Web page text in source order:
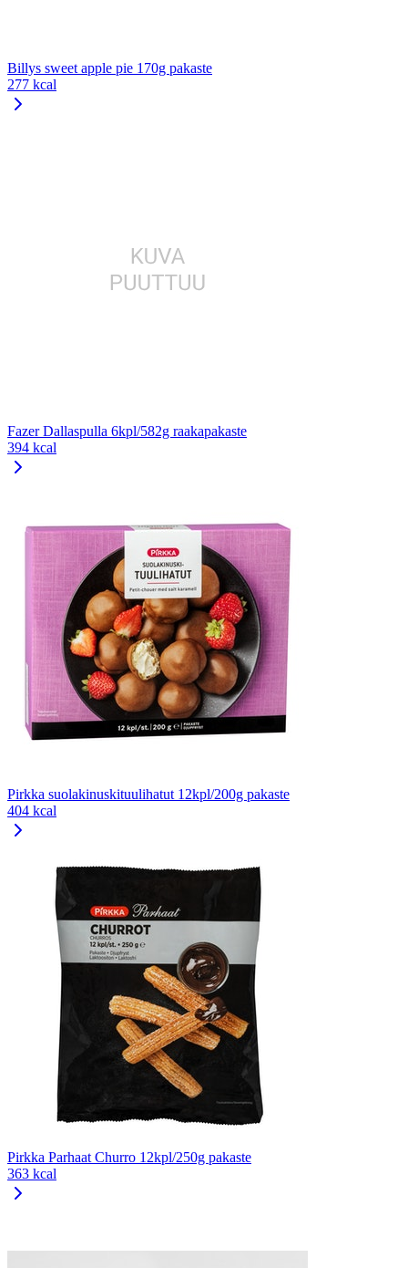
Billys sweet apple pie 170g pakaste
277 kcal
Fazer Dallaspulla 6kpl/582g raakapakaste
394 kcal
Pirkka suolakinuskituulihatut 12kpl/200g pakaste
404 kcal
Pirkka Parhaat Churro 12kpl/250g pakaste
363 kcal